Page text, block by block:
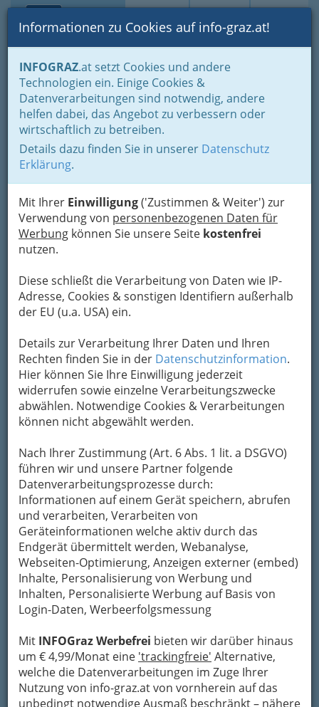
Suche Login Toggle
Informationen zu Cookies auf info-graz.at!
INFOGRAZ.at setzt Cookies und andere
Technologien ein. Einige Cookies &
Datenverarbeitungen sind notwendig, andere
helfen dabei, das Angebot zu verbessern oder
wirtschaftlich zu betreiben.
Details dazu finden Sie in unserer Datenschutz
Erklärung.
Mit Ihrer Einwilligung('Zustimmen & Weiter') zur
Verwendung von personenbezogenen Daten für
Werbung können Sie unsere Seite kostenfrei
nutzen.
Diese schließt die Verarbeitung von Daten wie IP-
Adresse, Cookies & sonstigen Identifiern außerhalb
der EU (u.a. USA) ein.
Details zur Verarbeitung Ihrer Daten und Ihren
Rechten finden Sie in der Datenschutzinformation.
Hier können Sie Ihre Einwilligung jederzeit
widerrufen sowie einzelne Verarbeitungszwecke
abwählen. Notwendige Cookies & Verarbeitungen
können nicht abgewählt werden.
Nach Ihrer Zustimmung (Art. 6 Abs. 1 lit. a DSGVO)
führen wir und unsere Partner folgende
Datenverarbeitungsprozesse durch:
Informationen auf einem Gerät speichern, abrufen
und verarbeiten, Verarbeiten von
Geräteinformationen welche aktiv durch das
Endgerät übermittelt werden, Webanalyse,
Webseiten-Optimierung, Anzeigen externer (embed)
Inhalte, Personalisierung von Werbung und
Inhalten, Personalisierte Werbung auf Basis von
Login-Daten, Werbeerfolgsmessung
Mit INFOGraz Werbefrei bieten wir darüber hinaus
um € 4,99/Monat eine 'trackingfreie' Alternative,
welche die Datenverarbeitungen im Zuge Ihrer
Nutzung von info-graz.at von vornherein auf das
unbedingt notwendige Ausmaß beschränkt – nähere
Home Branchen
Bauen - der Weg zum eigenen Haus
Immobilienbüros, Immobilienmakler, Immobilienverwalter und
Immobilientreuhänder
Immobilienverwalter - Immobilienverwaltung
Ing. Gerhard Fleissner
Tannhofweg 12, 8044 Graz-Mariatrost
+43 316 319 900
+43 316 319 900 - 9
Karte
Adresse mit Google Maps anschauen
Kontaktaufnahme
Um die Info-Graz Firmenvor Spam-Mails zu
bewahren, verwenden wir an dieser Stelle zur
Übermittlung Ihrer Nachricht ein sicheres
Formular. Ihre Nachricht wird nach dem
Unternehmen Fleissner Gerhard Ing.
weitergeleitet.
Mein Name
Meine Email Adresse
Mein Betreff
Meine Nachricht